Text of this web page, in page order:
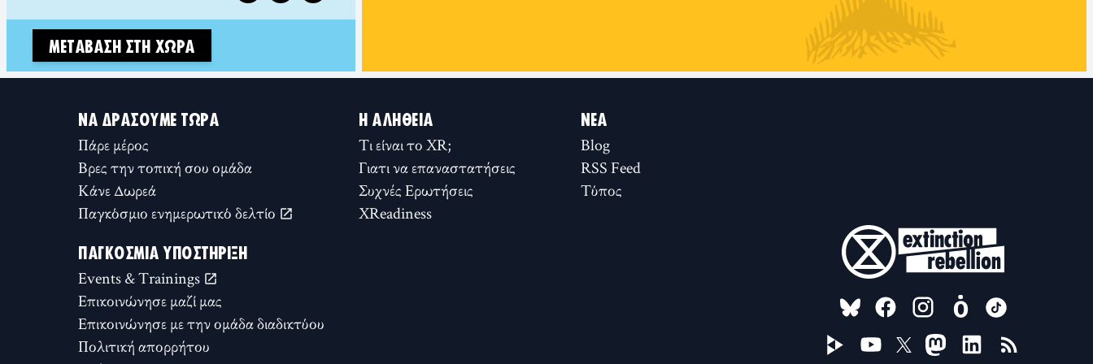
ΜΕΤΆΒΑΣΗ ΣΤΗ ΧΏΡΑ
ΝΑ ΔΡΆΣΟΥΜΕ ΤΏΡΑ
Πάρε μέρος
Βρες την τοπική σου ομάδα
Κάνε Δωρεά
Παγκόσμιο ενημερωτικό δελτίο
Η ΑΛΉΘΕΙΑ
Τι είναι το XR;
Γιατι να επαναστατήσεις
Συχνές Ερωτήσεις
XReadiness
ΝΈΑ
Blog
RSS Feed
Τύπος
ΠΑΓΚΌΣΜΙΑ ΥΠΟΣΤΉΡΙΞΗ
Events & Trainings
Επικοινώνησε μαζί μας
Επικοινώνησε με την ομάδα διαδικτύου
Πολιτική απορρήτου
FOLLOW US ON